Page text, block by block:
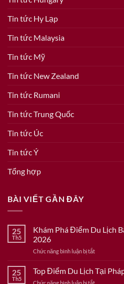
Tin tức Hy Lạp
Tin tức Malaysia
Tin tức Mỹ
Tin tức New Zealand
Tin tức Rumani
Tin tức Trung Quốc
Tin tức Úc
Tin tức Ý
Tổng hợp
BÀI VIẾT GẦN ĐÂY
25
Th5
Khám Phá Điểm Du Lịch
2026
Chức năng bình luận bị tắtở
Phá
Điểm
25
Th5
Top Điểm Du Lịch Tại
ở